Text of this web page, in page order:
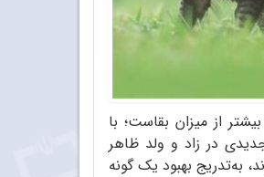
از میزان بقاست؛ با
در زاد و ولد ظاهر
بهبود یک گونه